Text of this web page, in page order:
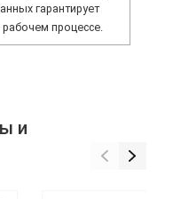
гарантирует
процессе.
и